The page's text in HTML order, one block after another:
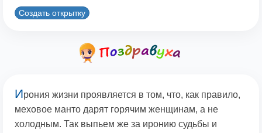
Создать открытку
Ирония жизни проявляется в том, что, как правило,
меховое манто дарят горячим женщинам, а не
холодным. Так выпьем же за иронию судьбы и